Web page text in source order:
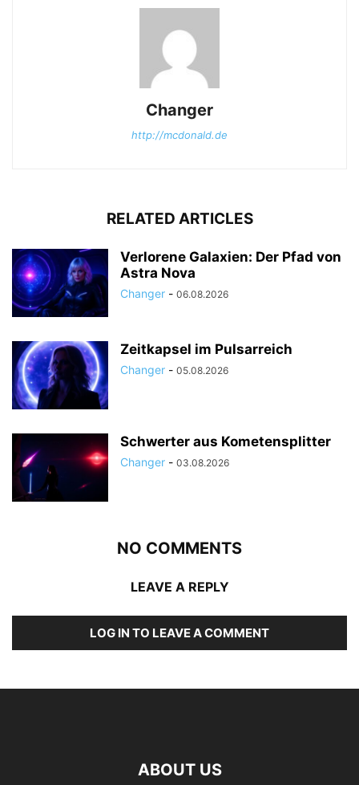
Changer
http://mcdonald.de
RELATED ARTICLES
Verlorene Galaxien: Der Pfad von
Astra Nova
Changer - 06.08.2026
Zeitkapsel im Pulsarreich
Changer - 05.08.2026
Schwerter aus Kometensplitter
Changer - 03.08.2026
NO COMMENTS
LEAVE A REPLY
LOG IN TO LEAVE A COMMENT
ABOUT US